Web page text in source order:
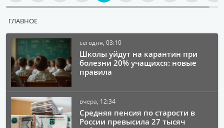
ГЛАВНОЕ
сегодня, 03:10
Школы уйдут на карантин при
болезни 20% учащихся: новые
правила
вчера, 12:34
Средняя пенсия по старости в
России превысила 27 тысяч